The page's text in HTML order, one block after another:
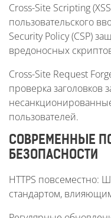
Cross-Site Scripting
пользовательского
Security Policy (CSP)
вредоносных
Cross-Site Request
проверка заголовков
пользователей.
СОВРЕМЕННЫЕ
БЕЗОПАСНОСТИ
HTTPS повсеместно:
стандартом,